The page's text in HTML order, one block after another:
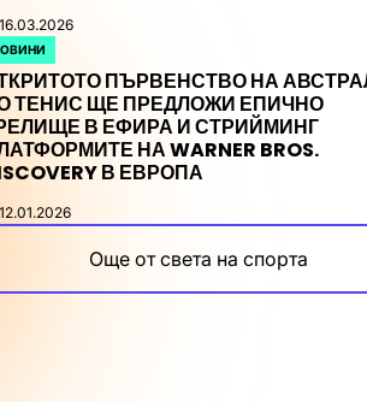
16.03.2026
ПЪРВЕНСТВО НА
ТЕНИС ЩЕ ПРЕДЛОЖИ ЕПИЧНО
В ЕФИРА И СТРИЙМИНГ
НА WARNER BROS.
В ЕВРОПА
12.01.2026
Още от света на спорта